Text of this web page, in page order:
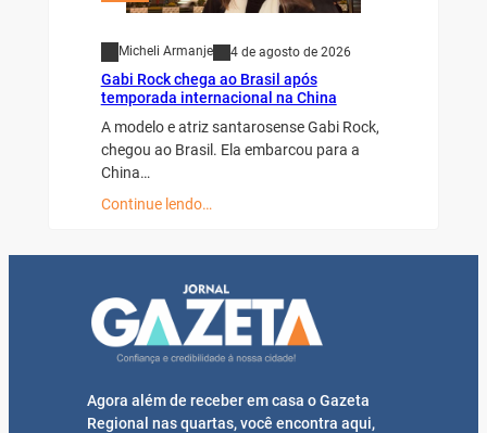
Micheli Armanje 4 de agosto de 2026
Gabi Rock chega ao Brasil após
temporada internacional na China
A modelo e atriz santarosense Gabi Rock,
chegou ao Brasil. Ela embarcou para a
China…
Continue lendo…
Agora além de receber em casa o Gazeta
Regional nas quartas, você encontra aqui,